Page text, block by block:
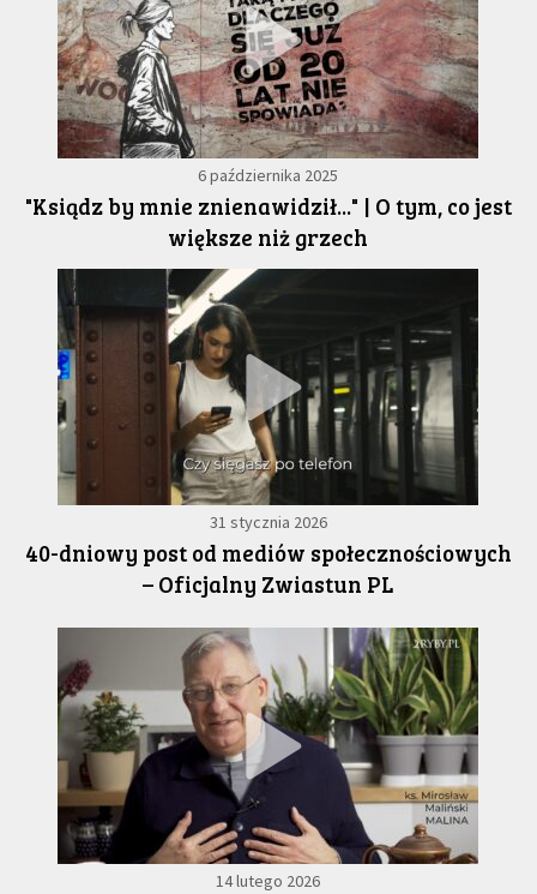
6 października 2025
"Ksiądz by mnie znienawidził..." | O tym, co jest
większe niż grzech
31 stycznia 2026
40-dniowy post od mediów społecznościowych
– Oficjalny Zwiastun PL
14 lutego 2026